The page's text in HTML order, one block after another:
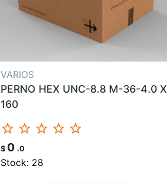
VARIOS
PERNO HEX UNC-8.8 M-36-4.0 X
160
star_border star_border star_border star_border star_border
$ 0 .0
Stock: 28